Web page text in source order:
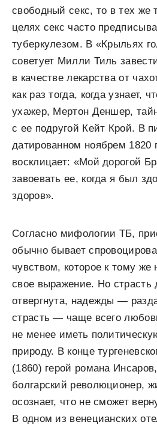
свободный секс, то в тех же
целях секс часто
туберкулезом. В «Крыльях
советует Милли Тиль
в качестве лекарства от
как раз тогда, когда узнает,
ухажер, Мертон Деншер,
с ее подругой Кейт Крой. В
датированном ноябрем 1820
восклицает: «Мой дорогой
завоевать ее, когда я был
здоров».
Согласно мифологии ТБ,
обычно бывает
чувством, которое к тому же
свое выражение. Но страсть
отвергнута, надежды —
страсть — чаще всего
не менее иметь
природу. В конце
(1860) герой романа
болгарский революционер,
осознает, что не сможет
В одном из венецианских